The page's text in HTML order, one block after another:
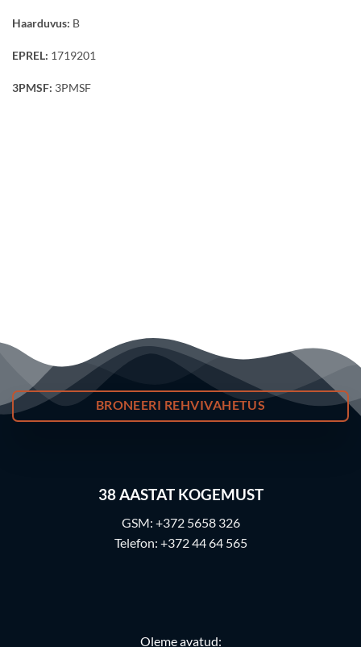
Haarduvus: B
EPREL: 1719201
3PMSF: 3PMSF
BRONEERI REHVIVAHETUS
38AASTAT KOGEMUST
GSM: +372 5658 326
Telefon: +372 44 64 565
Oleme avatud: